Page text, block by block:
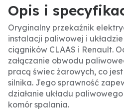
Opis i
Oryginalny przekaźnik
instalacji paliwowej i
ciągników CLAAS i Renault.
załączanie obwodu
pracą świec żarowych, co
silnika. Jego sprawność
działanie układu
komór spalania.